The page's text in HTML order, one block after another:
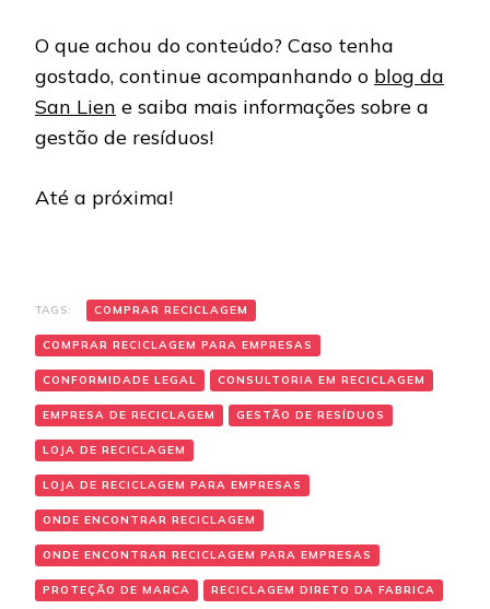
O que achou do conteúdo? Caso tenha
gostado, continue acompanhando o blog da
San Lien e saiba mais informações sobre a
gestão de resíduos!
Até a próxima!
TAGS: COMPRAR RECICLAGEM
COMPRAR RECICLAGEM PARA EMPRESAS
CONFORMIDADE LEGAL CONSULTORIA EM RECICLAGEM
EMPRESA DE RECICLAGEM GESTÃO DE RESÍDUOS
LOJA DE RECICLAGEM
LOJA DE RECICLAGEM PARA EMPRESAS
ONDE ENCONTRAR RECICLAGEM
ONDE ENCONTRAR RECICLAGEM PARA EMPRESAS
PROTEÇÃO DE MARCA RECICLAGEM DIRETO DA FABRICA